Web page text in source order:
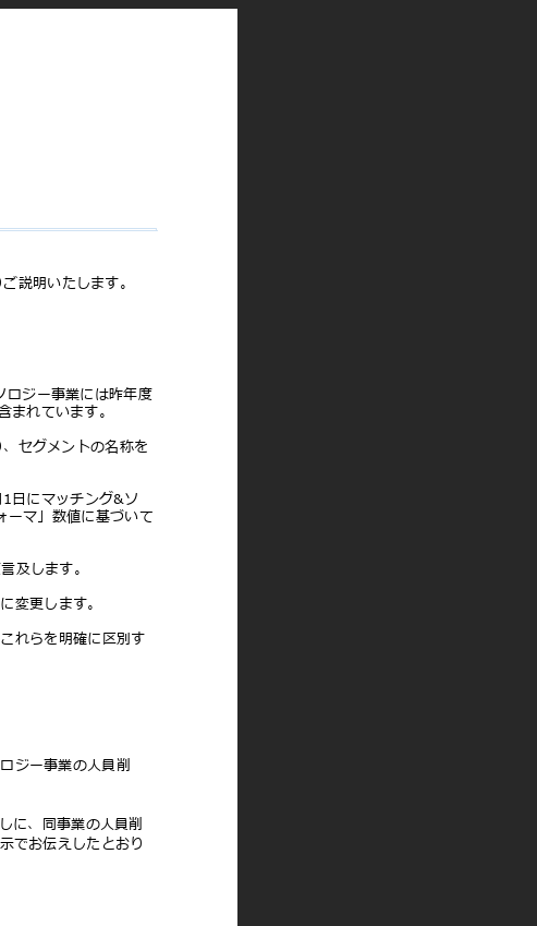
説明いたします。
ロジー事業には昨年度
まれています。
セグメントの名称を
⽇にマッチング&ソ
ーマ」数値に基づいて
及します。
変更します。
れらを明確に区別す
ジー事業の⼈員削
に、同事業の⼈員削
でお伝えしたとおり